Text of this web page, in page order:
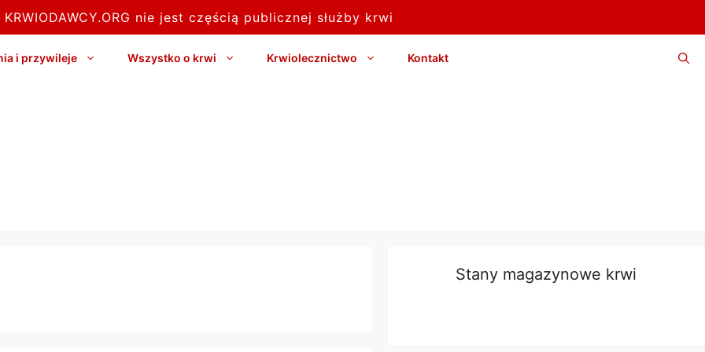
nie jest częścią publicznej służby krwi
i przywileje Wszystko o krwi Krwiolecznictwo Kontakt
Stany magazynowe krwi